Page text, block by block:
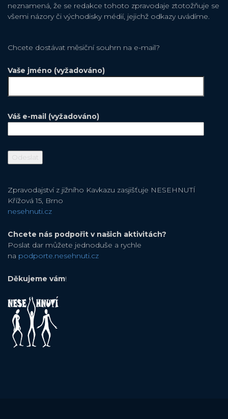
neznamená, že se redakce tohoto zpravodaje ztotožňuje se
všemi názory či východisky médií, jejichž odkazy uvádíme.
Chcete dostávat měsiční souhrn na e-mail?
Vaše jméno (vyžadováno)
Váš e-mail (vyžadováno)
Zpravodajství z jižního Kavkazu zasjišťuje NESEHNUTÍ
Křížová 15, Brno
nesehnuti.cz
Chcete nás podpořit v našich aktivitách?
Poslat dar můžete jednoduše a rychle
na podporte.nesehnuti.cz
Děkujeme vám!